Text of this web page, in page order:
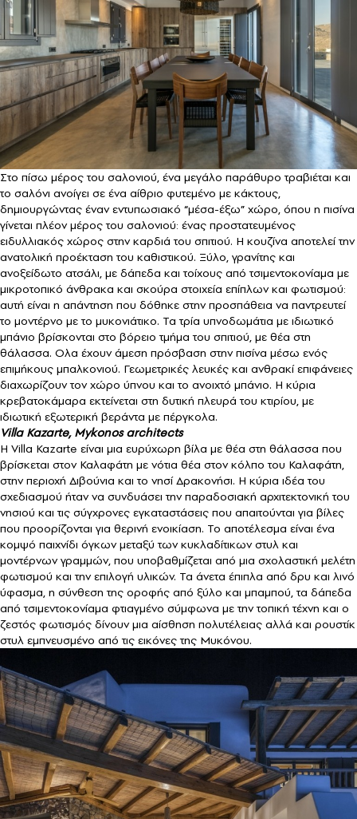
Στο πίσω μέρος του σαλονιού, ένα μεγάλο παράθυρο τραβιέται και
το σαλόνι ανοίγει σε ένα αίθριο φυτεμένο με κάκτους,
δημιουργώντας έναν εντυπωσιακό “μέσα-έξω” χώρο, όπου η πισίνα
γίνεται πλέον μέρος του σαλονιού: ένας προστατευμένος
ειδυλλιακός χώρος στην καρδιά του σπιτιού. Η κουζίνα αποτελεί την
ανατολική προέκταση του καθιστικού. Ξύλο, γρανίτης και
ανοξείδωτο ατσάλι, με δάπεδα και τοίχους από τσιμεντοκονίαμα με
μικροτοπικό άνθρακα και σκούρα στοιχεία επίπλων και φωτισμού:
αυτή είναι η απάντηση που δόθηκε στην προσπάθεια να παντρευτεί
το μοντέρνο με το μυκονιάτικο. Τα τρία υπνοδωμάτια με ιδιωτικό
μπάνιο βρίσκονται στο βόρειο τμήμα του σπιτιού, με θέα στη
θάλασσα. Ολα έχουν άμεση πρόσβαση στην πισίνα μέσω ενός
επιμήκους μπαλκονιού. Γεωμετρικές λευκές και ανθρακί επιφάνειες
διαχωρίζουν τον χώρο ύπνου και το ανοιχτό μπάνιο. Η κύρια
κρεβατοκάμαρα εκτείνεται στη δυτική πλευρά του κτιρίου, με
ιδιωτική εξωτερική βεράντα με πέργκολα.
Villa Kazarte, Mykonos architects
Η Villa Kazarte είναι μια ευρύχωρη βίλα με θέα στη θάλασσα που
βρίσκεται στον Καλαφάτη με νότια θέα στον κόλπο του Καλαφάτη,
στην περιοχή Διβούνια και το νησί Δρακονήσι. Η κύρια ιδέα του
σχεδιασμού ήταν να συνδυάσει την παραδοσιακή αρχιτεκτονική του
νησιού και τις σύγχρονες εγκαταστάσεις που απαιτούνται για βίλες
που προορίζονται για θερινή ενοικίαση. Το αποτέλεσμα είναι ένα
κομψό παιχνίδι όγκων μεταξύ των κυκλαδίτικων στυλ και
μοντέρνων γραμμών, που υποβαθμίζεται από μια σχολαστική μελέτη
φωτισμού και την επιλογή υλικών. Τα άνετα έπιπλα από δρυ και λινό
ύφασμα, η σύνθεση της οροφής από ξύλο και μπαμπού, τα δάπεδα
από τσιμεντοκονίαμα φτιαγμένο σύμφωνα με την τοπική τέχνη και ο
ζεστός φωτισμός δίνουν μια αίσθηση πολυτέλειας αλλά και ρουστίκ
στυλ εμπνευσμένο από τις εικόνες της Μυκόνου.